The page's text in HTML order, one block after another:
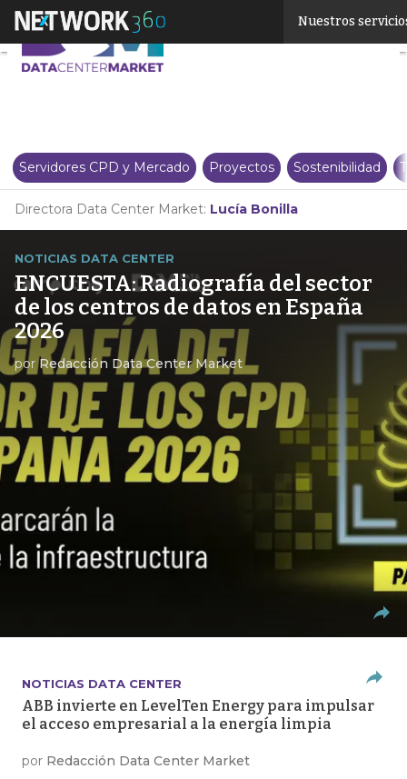
Nuestros
Servidores CPD y Mercado Proyectos Sostenibilidad
Directora Data Center Market: Lucía Bonilla
NOTICIAS DATA CENTER
ENCUESTA: Radiografía del sector
de los centros de datos en España
2026
porRedacción Data Center Market
NOTICIAS DATA CENTER
ABB invierte en LevelTen Energy para impulsar
el acceso empresarial a la energía limpia
por Redacción Data Center Market